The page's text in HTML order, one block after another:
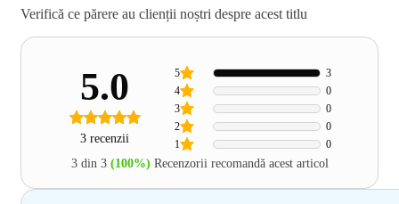
Verifică ce părere au clienții noștri despre acest titlu
5.0
3 recenzii 1 0
2 0
3 0
4 0
5 3
3 din 3 (100%) Recenzorii recomandă acest articol